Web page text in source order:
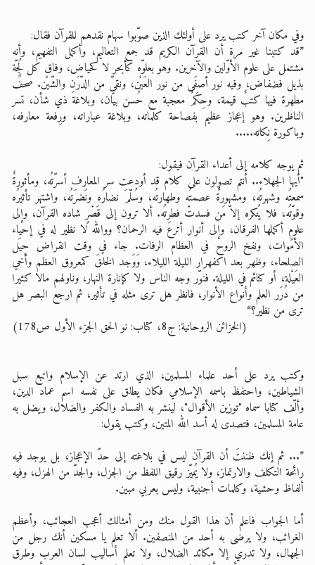
وفي مكان آخر كتب يرد على أولئك الذين صوّبوا سهام نقدهم للقرآن فقال:
”قد كتبنا غير مرة أن القرآن الكريم قد جمع التعاليم، وأكمل التفهيم، وأنه
مشتمل على علوم الأوّلين والآخرين. وهو بعلوّه كأبحر لا كحياض، وفاق كل لُجّة
بذيل فضفاض، وفيه نور أصفَى من نور العَيْن، ونقيّ من الدّرَنِ والشّيْن. صحفٌ
مطهرة فيها كتبٌ قيمة، وحِكَمٌ معجبة مع حُسن بيان، وبلاغة ذي شأن، تسر
الناظرين. وهو إعجاز عظيم بفصاحة كلماته، وبلاغة عباراته، ورِفعة معارفه،
وباكورة نِكاته.....
ثم يوجه كلامه إلى أعداء القرآن فيقول:
"أيها الجهلاء.. أنتم تصولون على كلام قد أودعت سر المعارف أسرّتُه، ومأثورةٌ
سمعتُه وشهرتُه، ومشهورةٌٌ عصمتُه وطهارتُه، وسُلّمَ نضارُه ونَضرَتُه، واشتهر تأثيرُه
وقوّتُه، فلا يُنكره إلاّ مَن فسدتْ فطرتُه. ألا ترون إلى قَصْرٍ شاده القرآن، وإلى
علومٍ أكملها الفرقان، وإلى أنوار أترعَ فيه الرحمان؟ ووالله لا نظير له في إحياء
الأموات، ونفخ الروح في العظام الرفات. جاء في وقت انقراض حِيَل
الصلحاء، وظهر بعد اكفهرار الليلة الليلاء، وَوَجد الخلقَ كمعروق العظم وأخي
العَيْلة، أو كنائم في الليلة. فنوّر وجه الناس ولا كإنارة النهار، وناولهم مالا كثيرا
من دُرَر العلم وأنواع الأنوار، فانظر هل ترى مثله في تأثير، ثم ارجع البصر هل
ترى من نظير؟“
(الخزائن الروحانية: ج8، كتاب: نو الحق الجزء الأول ص178)
وكتب يرد على أحد علماء المسلمين، الذي ارتد عن الإسلام واتبع سبل
الشياطين، واحتفظ باسمه الإسلامي فكان يطلق على نفسه اسم عماد الدين،
وألّف كتابا سماه "توزين الأقوال"، لينشر به الفساد والكفر والضلال، ويضل به
عامة المسلمين، فتصدى له أسد الله المتين، وكتب يقول:
”... ثم إنك ظننتَ أن القرآن ليس في بلاغته إلى حدّ الإعجاز، بل يوجد فيه
رائحة التكلف والارتماز، ولا يُميّز رقيق اللفظ من الجزل، والجدّ من الهزل، وفيه
ألفاظ وحشية، وكلمات أجنبية، وليس بعربي مبين.
أما الجواب فاعلم أن هذا القول منك ومن أمثالك أعجب العجائب، وأعظم
الغرائب، ولا يرضى به أحد من المنصفين. ألا تعلم يا مسكين أنك رجل من
الجهال، ولا تدري إلا مكائد الضلال، ولا تعلم أساليب لسان العرب وطرق